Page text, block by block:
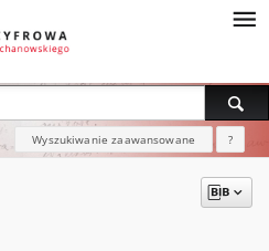
Wyszukiwanie zaawansowane ?